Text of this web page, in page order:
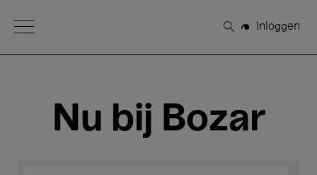
Open Menu
Zoeken
Inloggen
Nu bij Bozar